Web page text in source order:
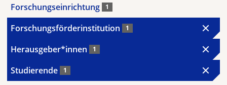
Forschungseinrichtung 1
Forschungsförderinstitution 1
Herausgeber*innen 1
Studierende 1